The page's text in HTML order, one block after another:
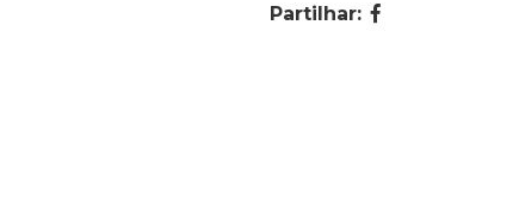
Partilhar: